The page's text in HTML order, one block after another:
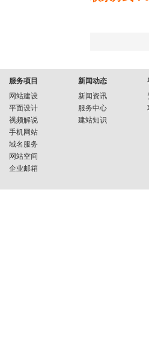
服务项目
网站建设
平面设计
视频解说
手机网站
域名服务
网站空间
企业邮箱
新闻动态
新闻资讯
服务中心
建站知识